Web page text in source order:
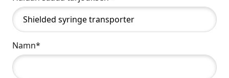
Namn*